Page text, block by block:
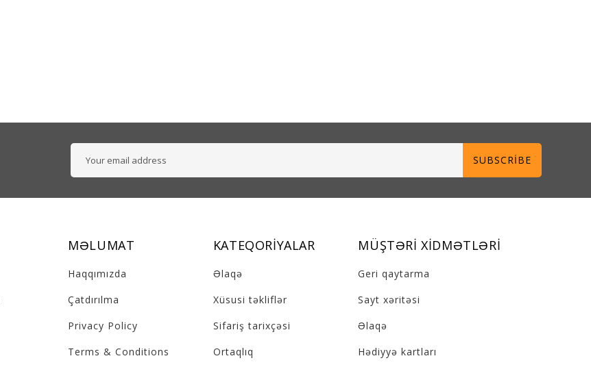
SUBSCRIBE
MƏLUMAT
Haqqımızda
Çatdırılma
Privacy Policy
Terms & Conditions
KATEQORIYALAR
Əlaqə
Xüsusi təkliflər
Sifariş tarixçəsi
Ortaqlıq
MÜŞTƏRI XIDMƏTLƏRI
Geri qaytarma
Sayt xəritəsi
Əlaqə
Hədiyyə kartları